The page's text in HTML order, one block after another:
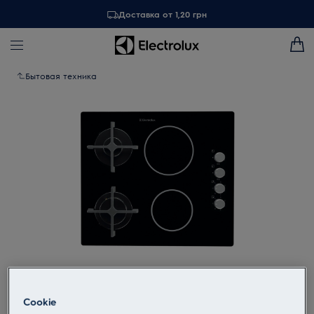
Доставка от 1,20 грн
Бытовая техника
Cookie